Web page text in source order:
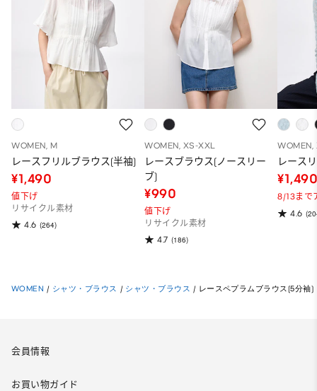
WOMEN, M
レースフリルブラウス(半袖)
¥1,490
値下げ
リサイクル素材
4.6 (264)
WOMEN, XS-XXL
レースブラウス(ノースリー
ブ)
¥990
値下げ
リサイクル素材
4.7 (186)
WOMEN,
レース
8/13まで
4.6
WOMEN / シャツ・ブラウス / シャツ・ブラウス / レースペプラムブラウス(5分袖)
会員情報
お買い物ガイド